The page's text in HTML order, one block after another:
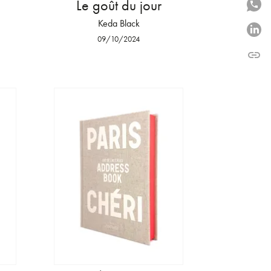
Le goût du jour
Keda Black
09/10/2024
link